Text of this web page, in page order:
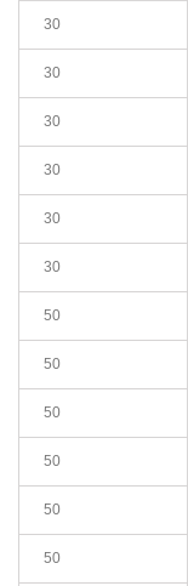
30
30
30
30
30
30
50
50
50
50
50
50